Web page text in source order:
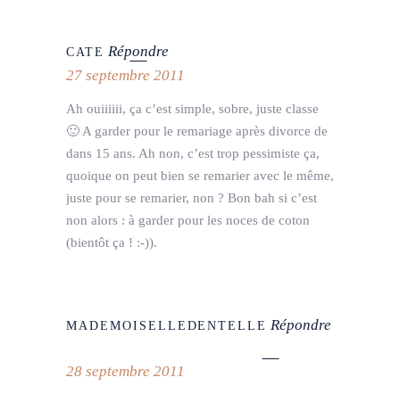
CATE Répondre
27 septembre 2011
Ah ouiiiiii, ça c’est simple, sobre, juste classe
🙂 A garder pour le remariage après divorce de
dans 15 ans. Ah non, c’est trop pessimiste ça,
quoique on peut bien se remarier avec le même,
juste pour se remarier, non ? Bon bah si c’est
non alors : à garder pour les noces de coton
(bientôt ça ! :-)).
MADEMOISELLEDENTELLE Répondre
28 septembre 2011